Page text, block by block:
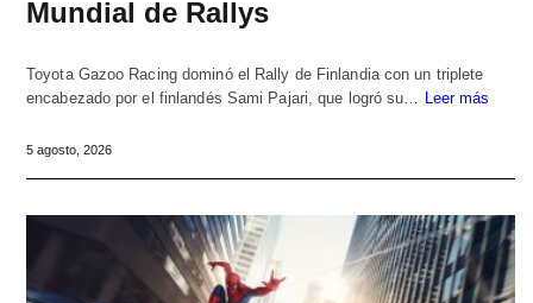
Mundial de Rallys
Toyota Gazoo Racing dominó el Rally de Finlandia con un triplete
encabezado por el finlandés Sami Pajari, que logró su… Leer más
5 agosto, 2026